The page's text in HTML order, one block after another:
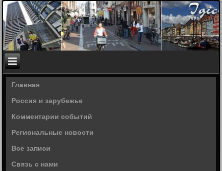
Главная
Россия и зарубежье
Комментарии событий
Региональные новости
Все записи
Связь с нами